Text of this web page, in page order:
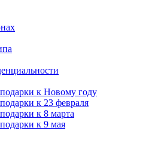
к Новому году
к 23 февраля
к 8 марта
к 9 мая